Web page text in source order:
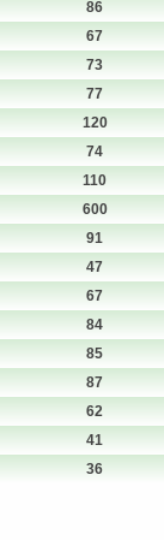
86
67
73
77
120
74
110
600
91
47
67
84
85
87
62
41
36